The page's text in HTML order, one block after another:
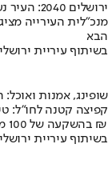
ירושלים 2040: העיר נערכת ל- 1.5 מליון תושבים
מנכ"לית העירייה
הבא
בשיתוף עיריית
שופינג, אמנות
קפיצה קטנה לחו"ל:
בהשקעה של 100 מיליון ₪
בשיתוף עיריית